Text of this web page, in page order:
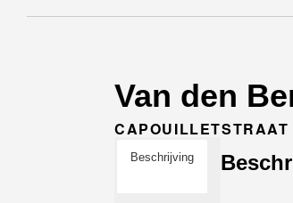
Van den
Beschrijving